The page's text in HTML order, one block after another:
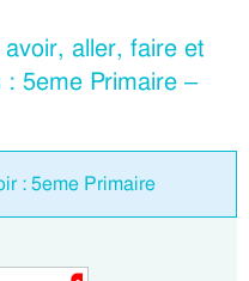
aller, faire et
5eme Primaire –
: 5eme Primaire